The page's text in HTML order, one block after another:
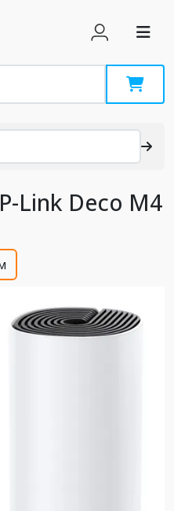
Link Deco M4